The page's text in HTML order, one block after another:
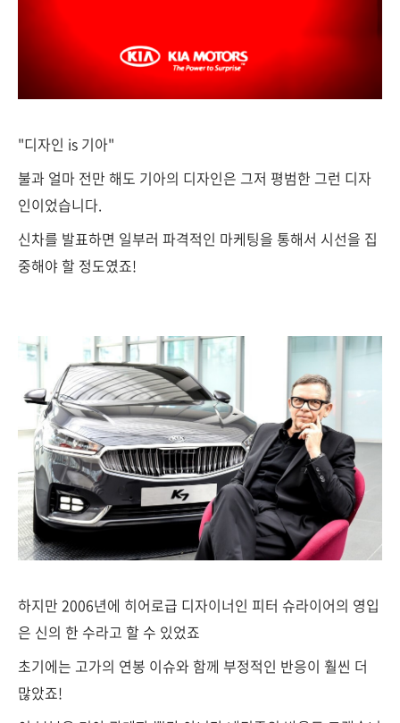
"디자인 is 기아"
불과 얼마 전만 해도 기아의 디자인은 그저 평범한 그런 디자
인이었습니다.
신차를 발표하면 일부러 파격적인 마케팅을 통해서 시선을 집
중해야 할 정도였죠!
하지만 2006년에 히어로급 디자이너인 피터 슈라이어의 영입
은 신의 한 수라고 할 수 있었죠
초기에는 고가의 연봉 이슈와 함께 부정적인 반응이 훨씬 더
많았죠!